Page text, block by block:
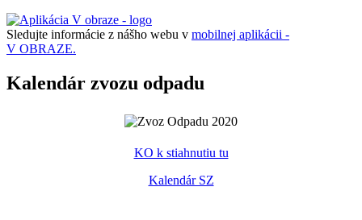
Sledujte informácie z nášho webu v mobilnej aplikácii -
V OBRAZE.
Kalendár zvozu odpadu
KO k stiahnutiu tu
Kalendár SZ